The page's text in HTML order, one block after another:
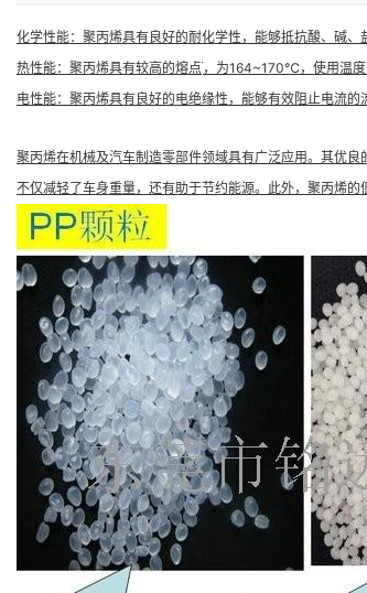
化学性能：聚丙烯具有良好的耐化学性，能够抵抗酸、碱
热性能：聚丙烯具有较高的熔点 
，为164~170℃，使用温
电性能：聚丙烯具有良好的电绝缘性，能够有效阻止电流的
聚丙烯在机械及汽车制造零部件领域具有广泛应用。其优
不仅减轻了车身重量，还有助于节约能源。此外，聚丙烯